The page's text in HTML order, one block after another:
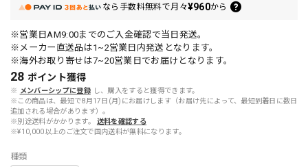
なら 手数料無料で月々¥960から
※営業日AM9:00までのご入金確認で当日発送。
※メーカー直送品は1~2営業日内発送となります。
※海外お取り寄せは7~20営業日でお届けとなります。
28 ポイント獲得
※ メンバーシップに登録 し、購入をすると獲得できます。
※この商品は、最短で8月17日(月)にお届けします（お届け先によって、最短到着日に数日
追加される場合があります）。
※別途送料がかかります。
送料を確認する
※¥10,000以上のご注文で国内送料が無料になります。
種類